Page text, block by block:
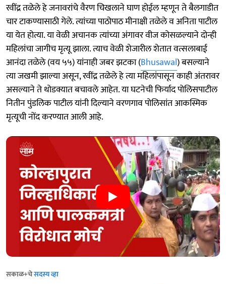
रवींद्र तळेले हे जनावरांचे वैरण चिखलाने घाण होईल म्हणून ते बैलगाडीत
चार टाकण्यासाठी गेले. त्यांच्या पाठोपाठ मीनाक्षी तळेले व अनिता पाटील
या येत होत्या. या वेळी अचानक त्यांच्या अंगावर वीज कोसळल्याने दोन्ही
महिलांचा जागीच मृत्यू झाला. त्याच वेळी शेजारील शेतात वत्सलाबाई
आनंदा तळेले (वय ५५) यांनाही जबर झटका (Bhusawal) बसल्याने
त्या जखमी झाल्या असून, रवींद्र तळेले हे त्या महिलांपासून काही अंतरावर
असल्याने ते थोडक्यात बचावले आहेत. या घटनेची फिर्याद पोलिसपाटील
नितीन पुंडलिक पाटील यांनी दिल्याने वरणगाव पोलिसांत आकस्मिक
मृत्यूची नोंद करण्यात आली आहे.
सकाळ+चेसदस्य व्हा